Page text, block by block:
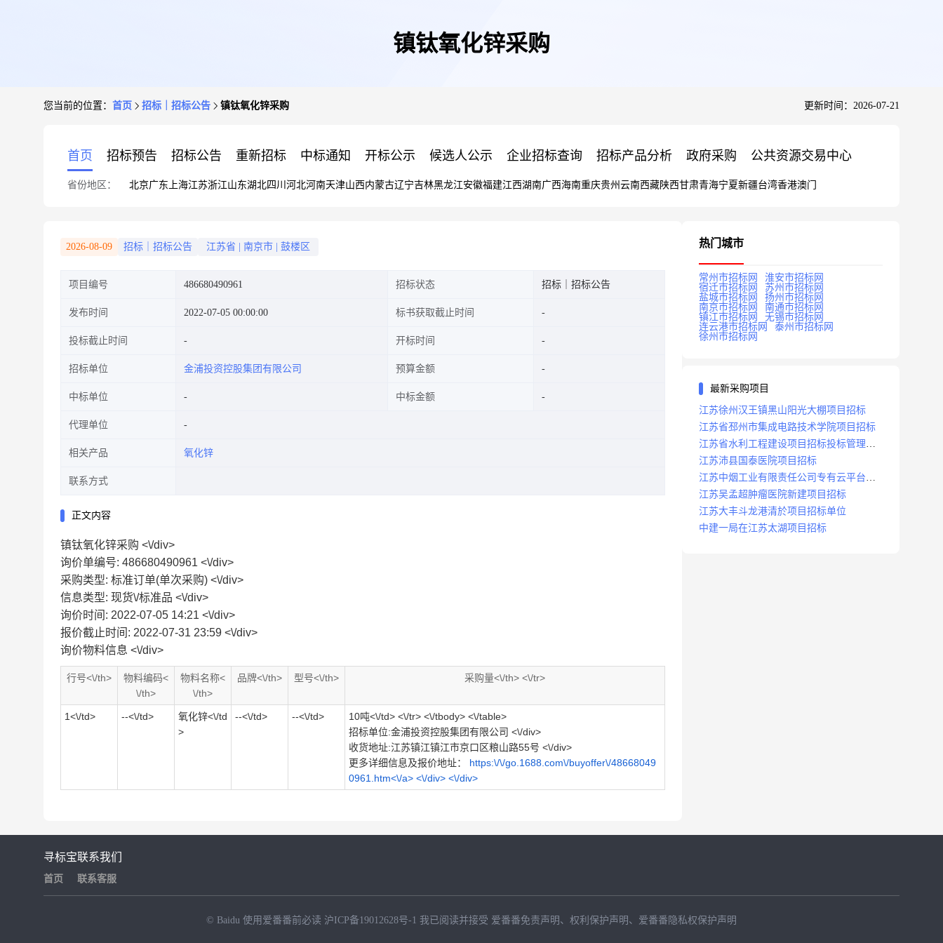
镇钛氧化锌采购
您当前的位置： 首页 招标｜招标公告 镇钛氧化锌采购 更新时间：2026-07-21
首页 招标预告 招标公告 重新招标 中标通知 开标公示 候选人公示 企业招标查询 招标产品分析 政府采购 公共资源交易中心
省份地区： 北京广东 上海江苏浙江山东湖北四川 河北河南天津山西内蒙古辽宁吉林黑龙江安徽福建江西湖南广西海南重庆贵州 云南西藏陕西甘肃青海宁夏新疆台湾香港澳门
2026-08-09 招标｜招标公告 江苏省 南京市 鼓楼区
项目编号 486680490961 招标状态 招标｜招标公告
发布时间 2022-07-05 00:00:00 标书获取截止时间
投标截止时间 开标时间
招标单位 金浦投资控股集团有限公司 预算金额
中标单位 中标金额
代理单位
相关产品 氧化锌
联系方式
正文内容
镇钛氧化锌采购 <\/div>
询价单编号: 486680490961 <\/div>
采购类型: 标准订单(单次采购) <\/div>
信息类型: 现货\/标准品 <\/div>
询价时间: 2022-07-05 14:21 <\/div>
报价截止时间: 2022-07-31 23:59 <\/div>
询价物料信息 <\/div>
行号<\/th>
物料编码<
\/th>
物料名称<
\/th>
品牌<\/th> 型号<\/th> 采购量<\/th> <\/tr>
1<\/td> --<\/td>
氧化锌<\/td
>
--<\/td> --<\/td>
10吨<\/td> <\/tr> <\/tbody> <\/table>
招标单位:金浦投资控股集团有限公司 <\/div>
收货地址:江苏镇江镇江市京口区粮山路55号 <\/div>
更多详细信息及报价地址： https:\/\/go.1688.com\/buyoffer\/48668049
0961.htm<\/a> <\/div> <\/div>
热门城市
常州市招标网
淮安市招标网
宿迁市招标网
苏州市招标网
盐城市招标网
扬州市招标网
南京市招标网
南通市招标网
镇江市招标网
无锡市招标网
连云港市招标网
泰州市招标网
徐州市招标网
最新采购项目
江苏徐州汉王镇黑山阳光大棚项目招标
江苏省邳州市集成电路技术学院项目招标
江苏省水利工程建设项目招标投标管理办
法
江苏沛县国泰医院项目招标
江苏中烟工业有限责任公司专有云平台扩
容项目招标
江苏吴孟超肿瘤医院新建项目招标
江苏大丰斗龙港清於项目招标单位
中建一局在江苏太湖项目招标
寻标宝
首页
联系我们
联系客服
© Baidu 使用爱番番前必读 沪ICP备19012628号-1 我已阅读并接受 爱番番免责声明 、 权利保护声明 、 爱番番隐私权保护声明